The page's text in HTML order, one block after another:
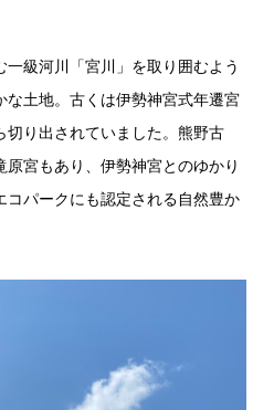
級河川「宮川」を取り囲むよう
な土地。古くは伊勢神宮式年遷宮
り出されていました。熊野古
宮もあり、伊勢神宮とのゆかり
パークにも認定される自然豊か